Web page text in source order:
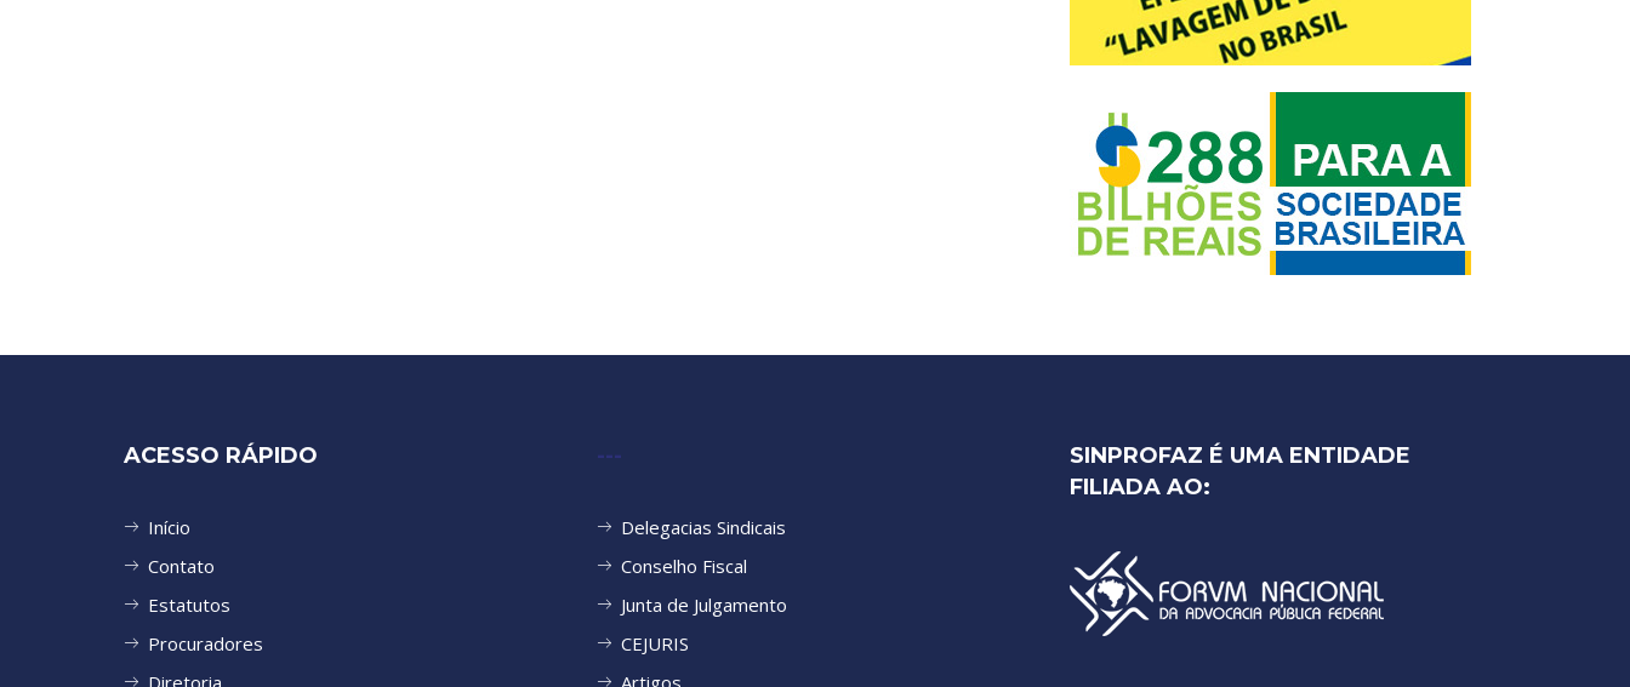
ACESSO RÁPIDO
Início
Contato
Estatutos
Procuradores
Diretoria
---
Delegacias Sindicais
Conselho Fiscal
Junta de Julgamento
CEJURIS
Artigos
SINPROFAZ É UMA ENTIDADE
FILIADA AO: